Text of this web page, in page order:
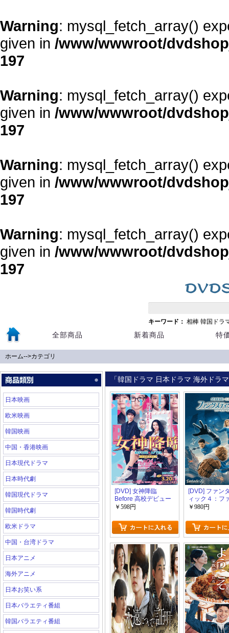
Warning: mysql_fetch_array()
given in /www/wwwroot/
197
Warning: mysql_fetch_array()
given in /www/wwwroot/
197
Warning: mysql_fetch_array()
given in /www/wwwroot/
197
Warning: mysql_fetch_array()
given in /www/wwwroot/
197
キーワード： 相棒 韓国ドラ
全部商品 新着商品 特
ホーム-->カテゴリ
日本映画
欧米映画
韓国映画
中国・香港映画
日本現代ドラマ
日本時代劇
韓国現代ドラマ
韓国時代劇
欧米ドラマ
中国・台湾ドラマ
日本アニメ
海外アニメ
日本お笑い系
日本バラエティ番組
韓国バラエティ番組
「韓国ドラマ 日本ドラマ 海外ドラ
[DVD] 女神降臨
Before 高校デビュー
編
￥598円
[DVD] ファン
ィック４：フ
ト・ステップ
￥980円